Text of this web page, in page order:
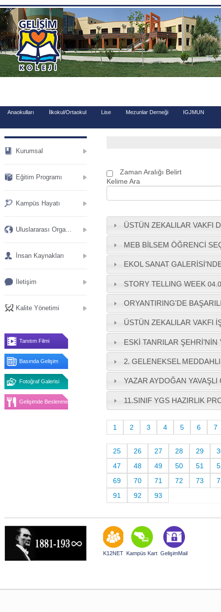
.
Anaokulları İlkokul/Ortaokul Lise Mezunlar Derneği IGJMUN
Kurumsal
Eğitim Programı
Kampüs Hayatı
Uluslararası Orga...
İnsan Kaynakları
İletişim
Kalite Yönetimi
Tanıtım Filmi
Basında Gelişim
Fotoğraf Galerisi
Gelişimde Beslenme
Zaman Aralığı Belirt
Kelime Ara
ÜSTÜN ZEKALILAR VAKFI
MEB BİLSEM ÖĞRENCİ
EKOL SANAT
STORY TELLING WEEK
ORYANTIRING'DE
ÜSTÜN ZEKALILAR VAKFI
ESKİ TANRILAR
2. GELENEKSEL
YAZAR AYDOĞAN
11.SINIF YGS HAZIRLIK
1 2 3 4 5 6 7
25 26 27 28 29
47
48 49 50 51
69
70 71 72 73
91
92 93
K12NET Kampüs Kart GelişimMail